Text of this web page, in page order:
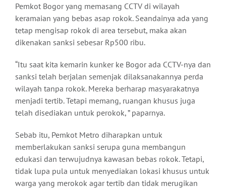
Pemkot Bogor yang memasang CCTV di wilayah
keramaian yang bebas asap rokok. Seandainya ada yang
tetap mengisap rokok di area tersebut, maka akan
dikenakan sanksi sebesar Rp500 ribu.
“Itu saat kita kemarin kunker ke Bogor ada CCTV-nya dan
sanksi telah berjalan semenjak dilaksanakannya perda
wilayah tanpa rokok. Mereka berharap masyarakatnya
menjadi tertib. Tetapi memang, ruangan khusus juga
telah disediakan untuk perokok, ” paparnya.
Sebab itu, Pemkot Metro diharapkan untuk
memberlakukan sanksi serupa guna membangun
edukasi dan terwujudnya kawasan bebas rokok. Tetapi,
tidak lupa pula untuk menyediakan lokasi khusus untuk
warga yang merokok agar tertib dan tidak merugikan